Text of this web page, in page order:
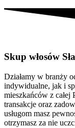
Skup włosów
Działamy w branży
indywidualne, jak i
mieszkańców z całej
transakcje oraz
usługom masz
otrzymasz za nie